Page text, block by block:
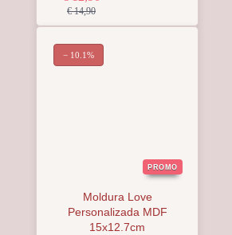
€ 14,90
PROMO
Moldura Love
Personalizada MDF
15x12.7cm
− 10.1%